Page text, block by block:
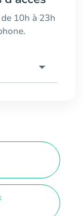
10h à 23h